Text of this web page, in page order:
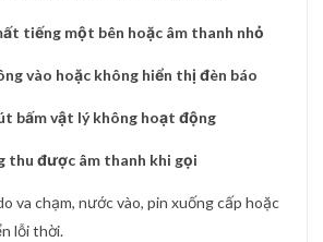
tiếng một bên hoặc âm thanh nhỏ
vào hoặc không hiển thị đèn báo
bấm vật lý không hoạt động
thu được âm thanh khi gọi
va chạm, nước vào, pin xuống cấp hoặc
lỗi thời.